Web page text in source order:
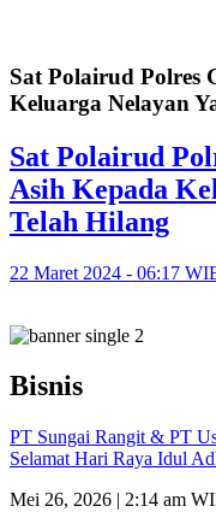
Sat Polairud Polres
Keluarga Nelayan
Sat Polairud
Asih Kepada
Telah Hilang
22 Maret 2024 - 06:17
Bisnis
PT Sungai Rangit & PT
Selamat Hari Raya Idul
Mei 26, 2026 | 2:14 am